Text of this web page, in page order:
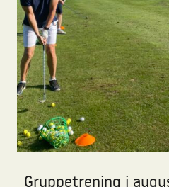
Gruppetrening i